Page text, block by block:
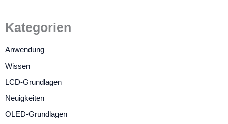
Kategorien
Anwendung
Wissen
LCD-Grundlagen
Neuigkeiten
OLED-Grundlagen